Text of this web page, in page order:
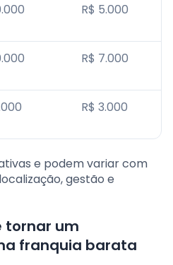
R$ 5.000
R$ 7.000
R$ 3.000
e podem variar com
gestão e
tornar um
franquia barata